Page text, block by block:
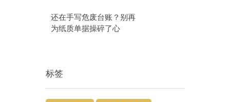
还在手写危废台账？别再
为纸质单据操碎了心
标签